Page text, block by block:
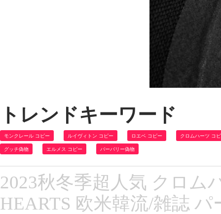
トレンドキーワード
モンクレール コピー ルイヴィトン コピー ロエベ コピー クロムハーツ コ
グッチ偽物 エルメス コピー バーバリー偽物
2023秋冬季超人気 クロム
HEARTS 欧米韓流/雑誌